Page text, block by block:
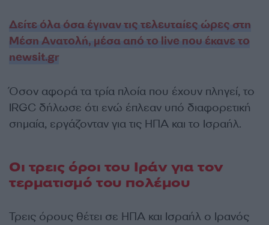
Δείτε όλα όσα έγιναν τις τελευταίες ώρες στη
Μέση Ανατολή, μέσα από το live που έκανε το
newsit.gr
Όσον αφορά τα τρία πλοία που έχουν πληγεί, το
IRGC δήλωσε ότι ενώ έπλεαν υπό διαφορετική
σημαία, εργάζονταν για τις ΗΠΑ και το Ισραήλ.
Οι τρεις όροι του Ιράν για τον
τερματισμό του πολέμου
Τρεις όρους θέτει σε ΗΠΑ και Ισραήλ ο Ιρανός